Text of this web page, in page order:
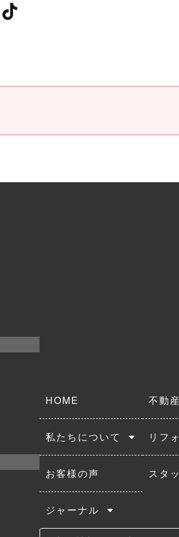
HOME
私たちについて
お客様の声
ジャーナル
不動
リフ
スタ